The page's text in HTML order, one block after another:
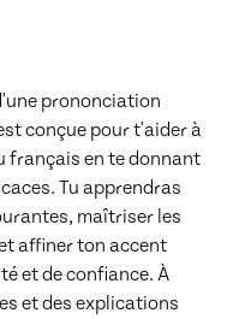
prononciation
conçue pour t'aider à
français en te donnant
Tu apprendras
maîtriser les
affiner ton accent
et de confiance. À
et des explications